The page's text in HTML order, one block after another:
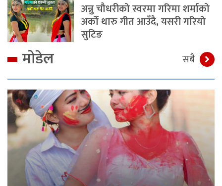
अन्नु चौधरीको स्वरमा गरिमा शर्माको
अर्को थारु गीत आउँदै, यसरी गरियो
सुटिङ
मोडेल सबै